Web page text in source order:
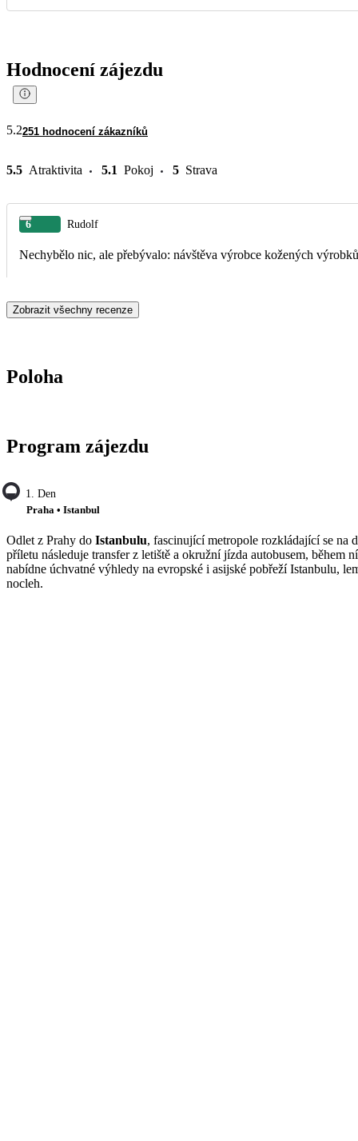
Hodnocení zájezdu
5.2251 hodnocení zákazníků
5.5 Atraktivita 5.1 Pokoj 5 Strava
6 Rudolf
Nechybělo nic, ale přebývalo: návštěva výrobce kožených
Zobrazit všechny recenze
Poloha
Program zájezdu
1. Den
Praha • Istanbul
Odlet z Prahy do Istanbulu, fascinující metropole rozkládající se na
příletu následuje transfer z letiště a okružní jízda autobusem,
nabídne úchvatné výhledy na evropské i asijské pobřeží Istanbulu,
nocleh.